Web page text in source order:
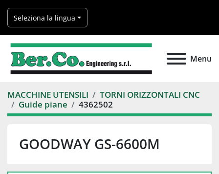
Seleziona la lingua
Menu
MACCHINE UTENSILI
TORNI ORIZZONTALI CNC
Guide piane
4362502
GOODWAY GS-6600M